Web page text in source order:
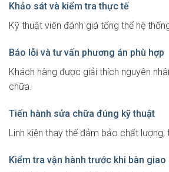
Khảo sát và kiểm tra thực tế
Kỹ thuật viên đánh giá tổng thể hệ
Báo lỗi và tư vấn phương án phù hợp
Khách hàng được giải thích nguyên
chữa.
Tiến hành sửa chữa đúng kỹ thuật
Linh kiện thay thế đảm bảo chất
Kiểm tra vận hành trước khi bàn giao